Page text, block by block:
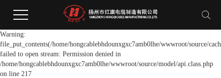
Warning:
file_put_contents(/home/hongcablebhdounxgxc7amb0lhe/wwwroot/source/
failed to open stream: Permission denied in
/home/hongcablebhdounxgxc7amb0lhe/wwwroot/source/model/api.class.php
on line 217